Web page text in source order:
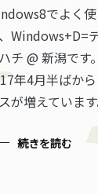
でよく
Windows+D=
チ @ 新潟で
年4月半ばか
が増えていま
続きを読む